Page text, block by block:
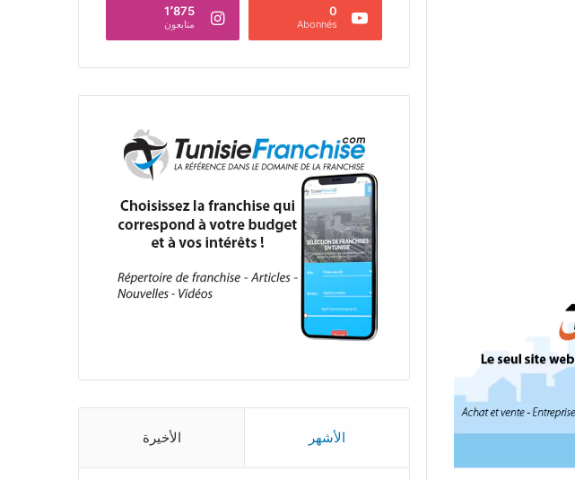
0
Abonnés
1٬875
متابعون
الأشهر الأخيرة